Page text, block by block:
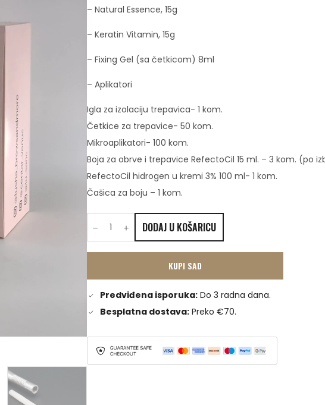
– Natural Essence, 15g
– Keratin Vitamin, 15g
– Fixing Gel (sa četkicom) 8ml
– Aplikatori
Igla za izolaciju trepavica- 1 kom.
Četkice za trepavice- 50 kom.
Mikroaplikatori- 100 kom.
Boja za obrve i trepavice RefectoCil 15 ml. – 3 kom. (po
RefectoCil hidrogen u kremi 3% 100 ml- 1 kom.
Čašica za boju – 1 kom.
DODAJ U KOŠARICU
KUPI SAD
Predviđena isporuka: Do 3 radna dana.
Besplatna dostava: Preko €70.